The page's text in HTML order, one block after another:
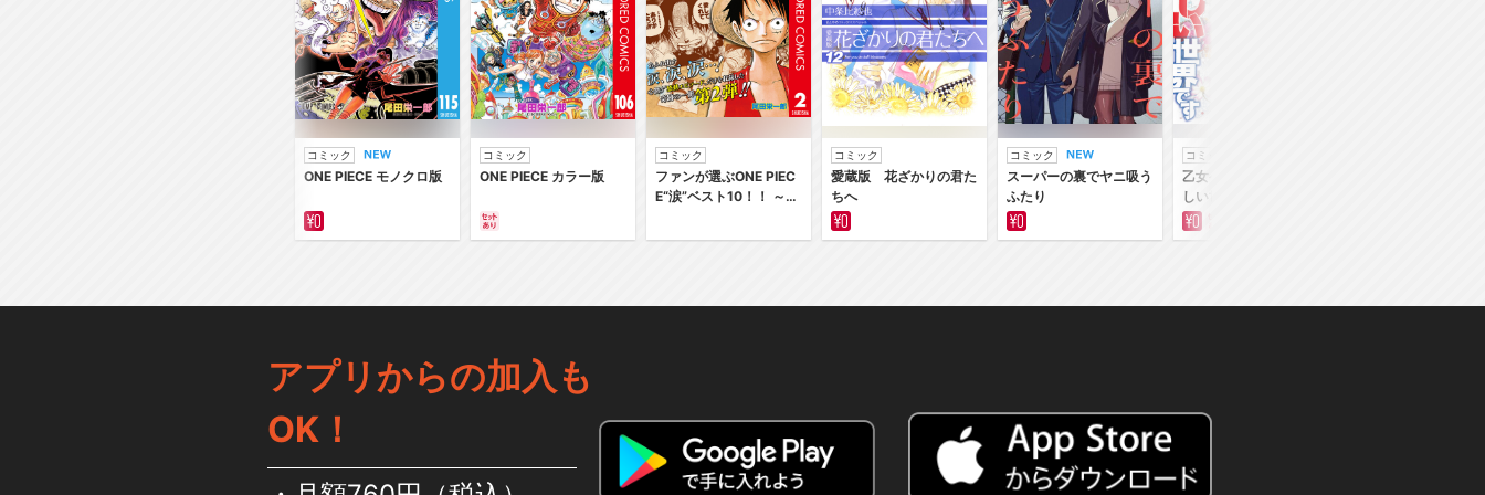
コミック
ONE PIECE モノクロ版
コミック
ONE PIECE カラー版
コミック
ファンが選ぶONE PIEC
E“涙”ベスト10！！ ～サ
～ カラー版
コミック
愛蔵版 花ざかりの君た
ちへ
コミック
スーパーの裏でヤニ吸う
ふたり
コミック
乙女ゲー世界はモブに厳
しい世界です
アプリからの加入も
OK！